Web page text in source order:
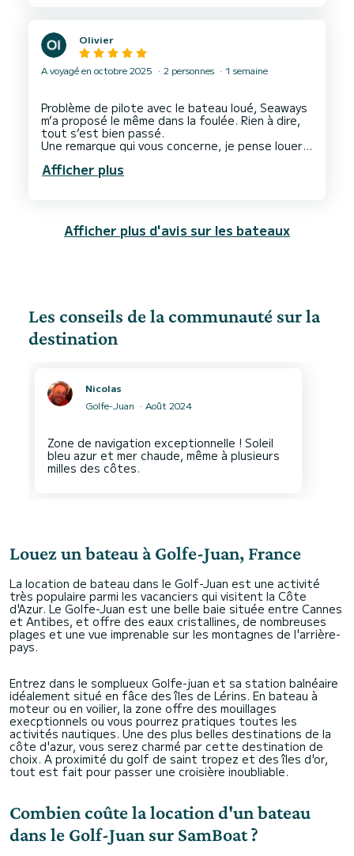
Olivier
A voyagé en octobre 2025 2 personnes 1 semaine
Problème de pilote avec le bateau loué, Seaways
m’a proposé le même dans la foulée. Rien à dire,
tout s’est bien passé.
Une remarque qui vous concerne, je pense louer
Afficher plus
Afficher plus d'avis sur les bateaux
Les conseils de la communauté sur la
destination
Nicolas
Golfe-Juan
Août 2024
Zone de navigation exceptionnelle ! Soleil
bleu azur et mer chaude, même à plusieurs
Louez un bateau à Golfe-Juan, France
La location de bateau dans le Golf-Juan est une activité
très populaire parmi les vacanciers qui visitent la Côte
d'Azur. Le Golfe-Juan est une belle baie située entre Cannes
et Antibes, et offre des eaux cristallines, de nombreuses
plages et une vue imprenable sur les montagnes de l'arrière-
pays.
Entrez dans le somplueux Golfe-juan et sa station balnéaire
idéalement situé en fâce des îles de Lérins. En bateau à
moteur ou en voilier, la zone offre des mouillages
execptionnels ou vous pourrez pratiques toutes les
activités nautiques. Une des plus belles destinations de la
côte d'azur, vous serez charmé par cette destination de
choix. A proximité du golf de saint tropez et des îles d'or,
tout est fait pour passer une croisière inoubliable.
Combien coûte la location d'un bateau
dans le Golf-Juan sur SamBoat ?